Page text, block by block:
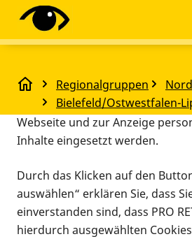
Regionalgruppen
Bielefeld/Ostwestfalen-
Sommertreff der RG
Sommertreff der RG
Bielefeld/OWL
Vorlesen
Informationen zum Termin
12.07.2025, 14:30 Uhr–18:00
Diese Webseite setzt
Tracking-Tools ein. Dies
technisch notwendig sind, die
Zwecken sowie zur besseren
Webseite und zur Anzeige
Inhalte eingesetzt werden.
Durch das Klicken auf den
auswählen“ erklären Sie, dass
einverstanden sind, dass PRO
hierdurch ausgewählten